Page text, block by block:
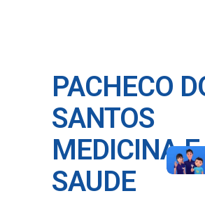
PACHECO
SANTOS
MEDICINA E
SAUDE